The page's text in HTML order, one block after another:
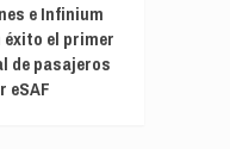
e Infinium
el primer
de pasajeros
eSAF